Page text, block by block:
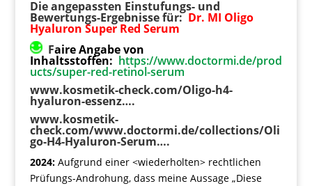
Die angepassten Einstufungs- und
Bewertungs-Ergebnisse für:Dr. MI Oligo
Hyaluron Super Red Serum
Faire Angabe von
Inhaltsstoffen: https://www.doctormi.de/prod
ucts/super-red-retinol-serum
www.kosmetik-check.com/Oligo-h4-
hyaluron-essenz….
www.kosmetik-
check.com/www.doctormi.de/collections/Oli
go-H4-Hyaluron-Serum….
2024:Aufgrund einer <wiederholten> rechtlichen
Prüfungs-Androhung, dass meine Aussage „Diese